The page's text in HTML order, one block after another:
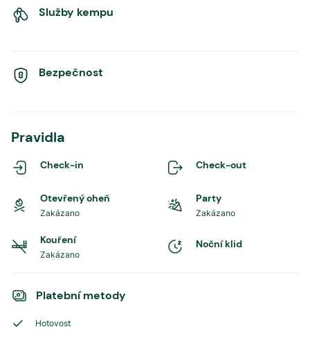
Služby kempu
Bezpečnost
Pravidla
Check-in Check-out
Otevřený oheň
Zakázano
Party
Zakázano
Kouření
Zakázano
Noční klid
Platební metody
Hotovost